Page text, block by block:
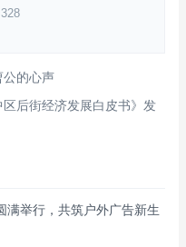
公的心声
后街经济发展白皮书》发
满举行，共筑户外广告新生